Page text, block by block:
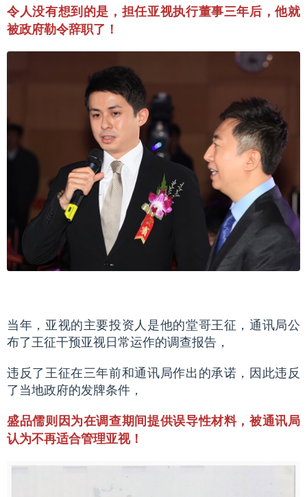
令人没有想到的是，担任亚视执行董事三年后，他就
被政府勒令辞职了！
当年，亚视的主要投资人是他的堂哥王征，通讯局公
布了王征干预亚视日常运作的调查报告，
违反了王征在三年前和通讯局作出的承诺，因此违反
了当地政府的发牌条件，
盛品儒则因为在调查期间提供误导性材料，被通讯局
认为不再适合管理亚视！